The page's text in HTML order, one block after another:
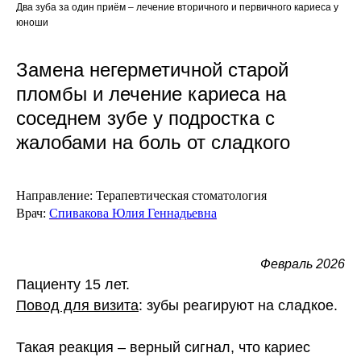
Два зуба за один приём – лечение вторичного и первичного кариеса у
юноши
Замена негерметичной старой
пломбы и лечение кариеса на
соседнем зубе у подростка с
жалобами на боль от сладкого
Направление: Терапевтическая стоматология
Врач: Спивакова Юлия Геннадьевна
Февраль 2026
Пациенту 15 лет.
Повод для визита: зубы реагируют на сладкое.
Такая реакция – верный сигнал, что кариес